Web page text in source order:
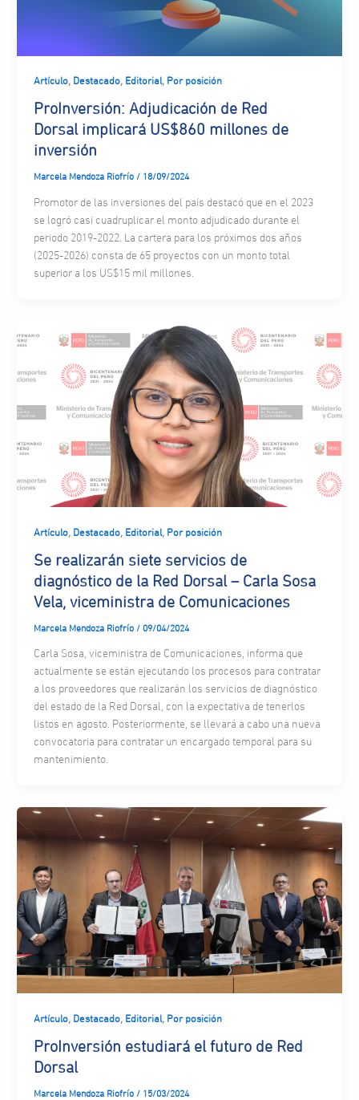
Artículo, Destacado, Editorial, Por posición
ProInversión: Adjudicación de Red
Dorsal implicará US$860 millones de
inversión
Marcela Mendoza Riofrío / 18/09/2024
Promotor de las inversiones del país destacó que en el 2023
se logró casi cuadruplicar el monto adjudicado durante el
periodo 2019-2022. La cartera para los próximos dos años
(2025-2026) consta de 65 proyectos con un monto total
superior a los US$15 mil millones.
Artículo, Destacado, Editorial, Por posición
Se realizarán siete servicios de
diagnóstico de la Red Dorsal – Carla Sosa
Vela, viceministra de Comunicaciones
Marcela Mendoza Riofrío / 09/04/2024
Carla Sosa, viceministra de Comunicaciones, informa que
actualmente se están ejecutando los procesos para contratar
a los proveedores que realizarán los servicios de diagnóstico
del estado de la Red Dorsal, con la expectativa de tenerlos
listos en agosto. Posteriormente, se llevará a cabo una nueva
convocatoria para contratar un encargado temporal para su
mantenimiento.
Artículo, Destacado, Editorial, Por posición
ProInversión estudiará el futuro de Red
Dorsal
Marcela Mendoza Riofrío / 15/03/2024